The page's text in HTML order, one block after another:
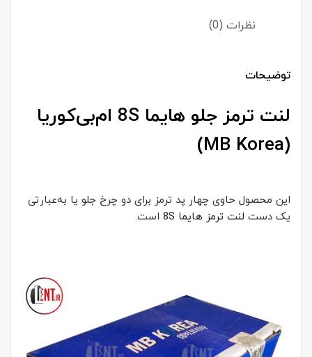
نظرات (0)
توضیحات
لنت ترمز جلو هایما 8S ام‌بی‌کوریا
(MB Korea)
این محصول حاوی چهار پد ترمز برای دو چرخ جلو یا به‌عبارتی
یک دست لنت ترمز هایما 8S است.